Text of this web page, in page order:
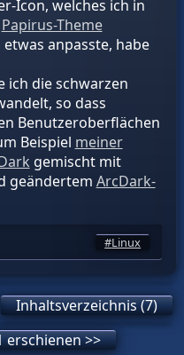
Icon, welches ich in
Papirus-Theme
anpasste, habe
ich die schwarzen
so dass
Benutzeroberflächen
Beispiel meiner
gemischt mit
geändertem ArcDark-
Linux
Inhaltsverzeichnis (7)
erschienen >>